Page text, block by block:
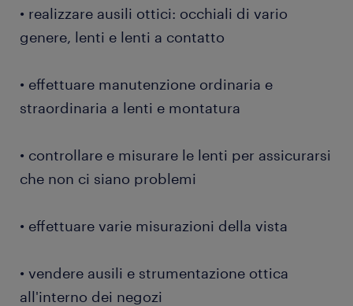
• realizzare ausili ottici: occhiali di vario
genere, lenti e lenti a contatto
• effettuare manutenzione ordinaria e
straordinaria a lenti e montatura
• controllare e misurare le lenti per assicurarsi
che non ci siano problemi
• effettuare varie misurazioni della vista
• vendere ausili e strumentazione ottica
all'interno dei negozi